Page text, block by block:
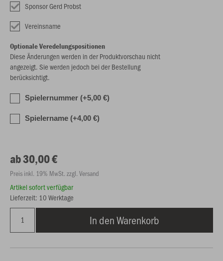
Sponsor Gerd Probst
Vereinsname
Optionale Veredelungspositionen
Diese Änderungen werden in der Produktvorschau nicht
angezeigt. Sie werden jedoch bei der Bestellung
berücksichtigt.
Spielernummer (+5,00 €)
Spielername (+4,00 €)
ab 30,00 €
Preis inkl. 19% MwSt. zzgl. Versand
Artikel sofort verfügbar
Lieferzeit: 10 Werktage
In den Warenkorb